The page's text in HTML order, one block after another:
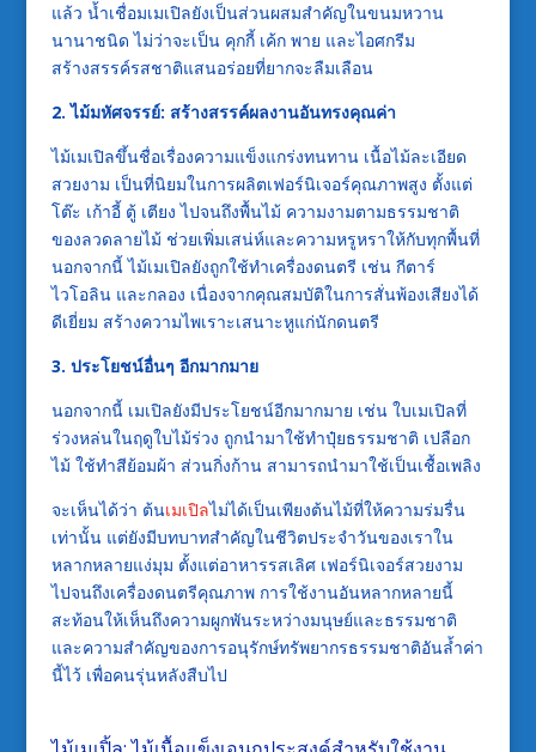
แล้ว น้ำเชื่อมเมเปิลยังเป็นส่วนผสมสำคัญในขนมหวาน
นานาชนิด ไม่ว่าจะเป็น คุกกี้ เค้ก พาย และไอศกรีม
สร้างสรรค์รสชาติแสนอร่อยที่ยากจะลืมเลือน
2. ไม้มหัศจรรย์: สร้างสรรค์ผลงานอันทรงคุณค่า
ไม้เมเปิลขึ้นชื่อเรื่องความแข็งแกร่งทนทาน เนื้อไม้ละเอียด
สวยงาม เป็นที่นิยมในการผลิตเฟอร์นิเจอร์คุณภาพสูง ตั้งแต่
โต๊ะ เก้าอี้ ตู้ เตียง ไปจนถึงพื้นไม้ ความงามตามธรรมชาติ
ของลวดลายไม้ ช่วยเพิ่มเสน่ห์และความหรูหราให้กับทุกพื้นที่
นอกจากนี้ ไม้เมเปิลยังถูกใช้ทำเครื่องดนตรี เช่น กีตาร์
ไวโอลิน และกลอง เนื่องจากคุณสมบัติในการสั่นพ้องเสียงได้
ดีเยี่ยม สร้างความไพเราะเสนาะหูแก่นักดนตรี
3. ประโยชน์อื่นๆ อีกมากมาย
นอกจากนี้ เมเปิลยังมีประโยชน์อีกมากมาย เช่น ใบเมเปิลที่
ร่วงหล่นในฤดูใบไม้ร่วง ถูกนำมาใช้ทำปุ๋ยธรรมชาติ เปลือก
ไม้ ใช้ทำสีย้อมผ้า ส่วนกิ่งก้าน สามารถนำมาใช้เป็นเชื้อเพลิง
จะเห็นได้ว่า ต้นเมเปิลไม่ได้เป็นเพียงต้นไม้ที่ให้ความร่มรื่น
เท่านั้น แต่ยังมีบทบาทสำคัญในชีวิตประจำวันของเราใน
หลากหลายแง่มุม ตั้งแต่อาหารรสเลิศ เฟอร์นิเจอร์สวยงาม
ไปจนถึงเครื่องดนตรีคุณภาพ การใช้งานอันหลากหลายนี้
สะท้อนให้เห็นถึงความผูกพันระหว่างมนุษย์และธรรมชาติ
และความสำคัญของการอนุรักษ์ทรัพยากรธรรมชาติอันล้ำค่า
นี้ไว้ เพื่อคนรุ่นหลังสืบไป